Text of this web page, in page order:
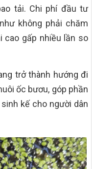
tải. Chi phí đầu tư
không phải chăm
cao gấp nhiều lần so
trở thành hướng đi
ốc bươu, góp phần
kế cho người dân